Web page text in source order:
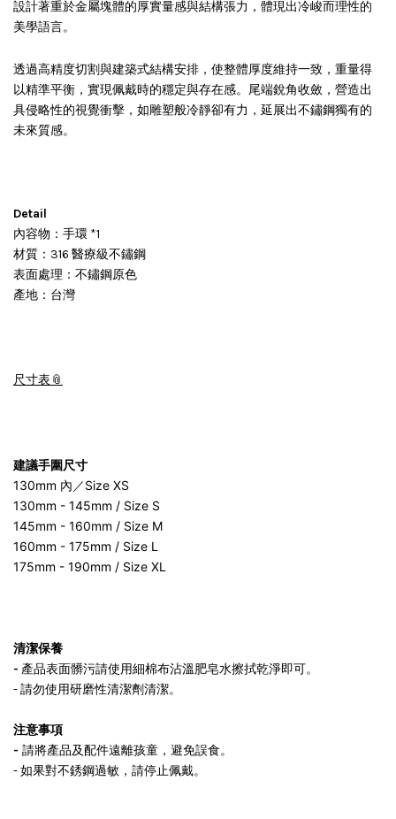
設計著重於金屬塊體的厚實量感與結構張力，體現出冷峻而理性的
美學語言。
透過高精度切割與建築式結構安排，使整體厚度維持一致，重量得
以精準平衡，實現佩戴時的穩定與存在感。尾端銳角收斂，營造出
具侵略性的視覺衝擊，如雕塑般冷靜卻有力，延展出不鏽鋼獨有的
未來質感。
Detail
內容物：手環 *1
材質：316 醫療級不鏽鋼
表面處理：不鏽鋼原色
產地：台灣
尺寸表
建議手圍尺寸
130mm 內／Size XS
130mm - 145mm / Size S
145mm - 160mm / Size M
160mm - 175mm / Size L
175mm - 190mm / Size XL
清潔保養
- 產品表面髒污請使用細棉布沾溫肥皂水擦拭乾淨即可。
- 請勿使用研磨性清潔劑清潔。
注意事項
- 請將產品及配件遠離孩童，避免誤食。
- 如果對不銹鋼過敏，請停止佩戴。